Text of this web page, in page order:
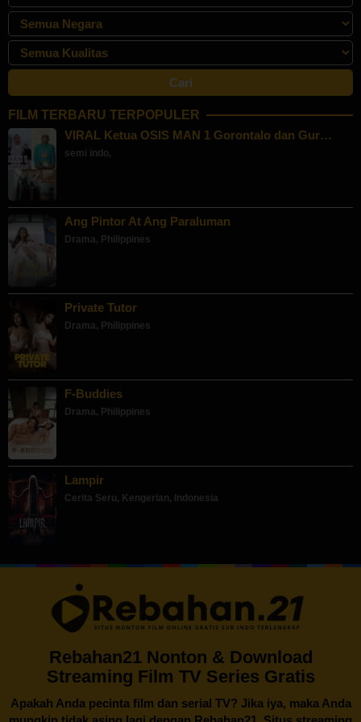
FILM TERBARU TERPOPULER
VIRAL Ketua OSIS MAN 1 Gorontalo dan Gur…
semi indo,
Ang Pintor At Ang Paraluman
Drama, Philippines
Private Tutor
Drama, Philippines
F-Buddies
Drama, Philippines
Lampir
Cerita Seru, Kengerian, Indonesia
Rebahan21 Nonton & Download
Streaming Film TV Series Gratis
Apakah Anda pecinta film dan serial TV? Jika iya, maka Anda